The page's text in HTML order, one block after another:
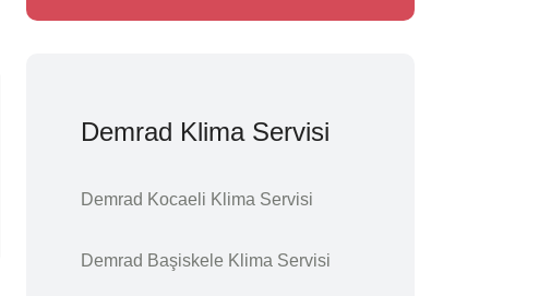
Demrad Klima Servisi
Demrad Kocaeli Klima Servisi
Demrad Başiskele Klima Servisi